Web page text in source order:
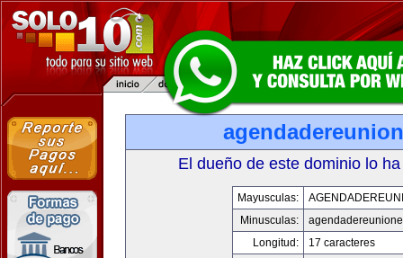
El dueño de este dominio lo
Mayusculas:
Minusculas:
Longitud:
17 caracteres